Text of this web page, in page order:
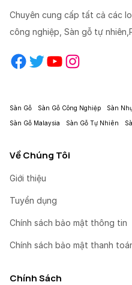
Chuyên cung cấp tất cả các
công nghiệp, Sàn gỗ tự
Facebook Twitter YouTube Instagram
Sàn Gỗ Sàn Gỗ Công Nghiệp Sàn
Sàn Gỗ Malaysia Sàn Gỗ Tự Nhiên
Về Chúng Tôi
Giới thiệu
Tuyển dụng
Chính sách bảo mật thông tin
Chính sách bảo mật thanh
Chính Sách